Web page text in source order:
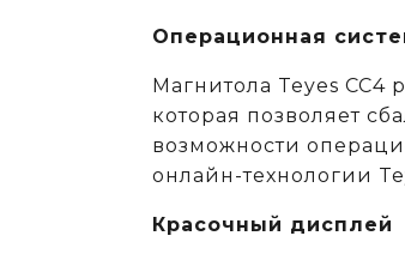
Операционная
Магнитола Teyes CC4
которая позволяет
возможности
онлайн-технологии
Красочный дисплей